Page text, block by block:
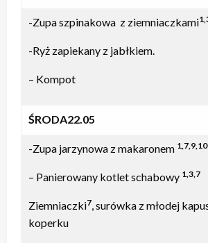
-Zupa szpinakowa z ziemniaczkami
-Ryż zapiekany z jabłkiem.
– Kompot
ŚRODA22.05
-Zupa jarzynowa z makaronem 1,7,9,10
– Panierowany kotlet schabowy 1,3,7
Ziemniaczki7, surówka z młodej
koperku